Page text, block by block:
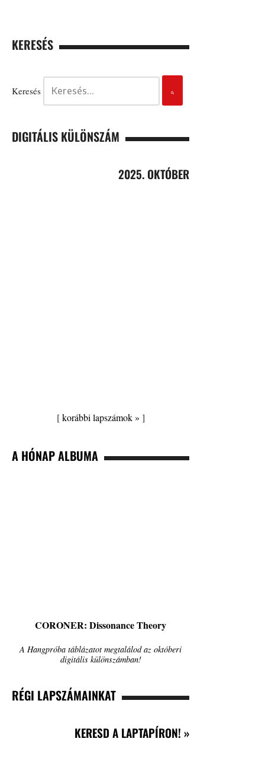
KERESÉS
Keresés
DIGITÁLIS KÜLÖNSZÁM
2025. OKTÓBER
[korábbi lapszámok » ]
A HÓNAP ALBUMA
CORONER: Dissonance Theory
A Hangpróba táblázatot megtalálod az októberi
digitális különszámban!
RÉGI LAPSZÁMAINKAT
KERESD A LAPTAPÍRON! »